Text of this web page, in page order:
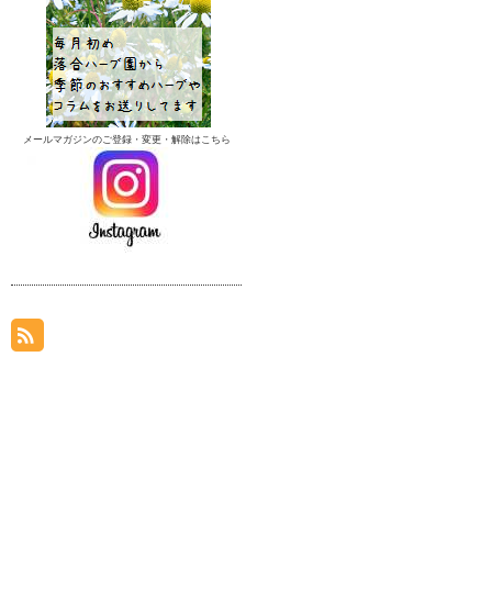
メールマガジンのご登録・変更・解除はこちら